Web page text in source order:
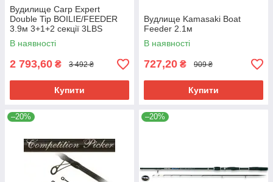
Вудилище Carp Expert
Double Tip BOILIE/FEEDER
3.9м 3+1+2 секції 3LBS
Carbon IM-12
В наявності
2 793,60 ₴ 3 492 ₴
Купити
Вудлище Kamasaki Boat
Feeder 2.1м
В наявності
727,20 ₴ 909 ₴
Купити
–20% –20%